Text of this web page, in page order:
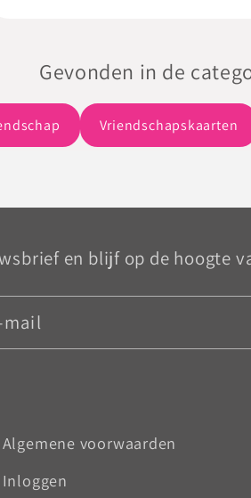
Gevonden in de
Vriendschapskaarten
en blijf op de hoogte
Algemene voorwaarden
Inloggen